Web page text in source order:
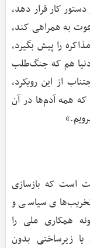
کار قرار دهد،
به همراهی کند،
را پیش بگیرد،
دنیا هم که جنگ‌طلب
از این رویکرد،
همه آدم‌ها در آن
است که بازسازی
سیاسی و
همکاری ملی را
زیرساختی بدون